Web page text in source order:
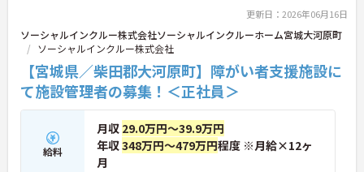
られます。介護に挑戦したい方や、空いた時間を有
効活用したい方におすすめです。ご興味のある方は
詳細等をお伝えしますので、お気軽にお問い合わせ
ください。
更新日：2026年06月16日
ソーシャルインクルー株式会社ソーシャルインクルーホーム宮城大河原町
ソーシャルインクルー株式会社
【宮城県／柴田郡大河原町】障がい者支援施設に
て施設管理者の募集！＜正社員＞
給料
月収 29.0万円～39.9万円
年収348万円～479万円程度 ※月給×12ヶ
月